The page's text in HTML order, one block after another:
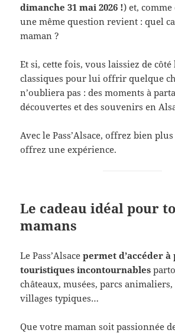
dimanche 31 mai 2026 !) et,
une même question revient : quel
maman ?
Et si, cette fois, vous laissiez de côté
classiques pour lui offrir quelque
n’oubliera pas : des moments à
découvertes et des souvenirs en
Avec le Pass’Alsace, offrez bien
offrez une expérience.
Le cadeau idéal pour
mamans
Le Pass’Alsacepermet d’accéder à
touristiques incontournables
châteaux, musées, parcs
villages typiques…
Que votre maman soit passionnée